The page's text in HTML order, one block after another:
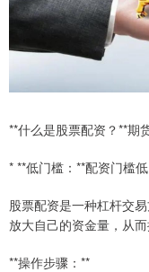
**什么是股票配资？**期
* **低门槛：**配资门槛
股票配资是一种杠杆交
放大自己的资金量，从而
**操作步骤：**